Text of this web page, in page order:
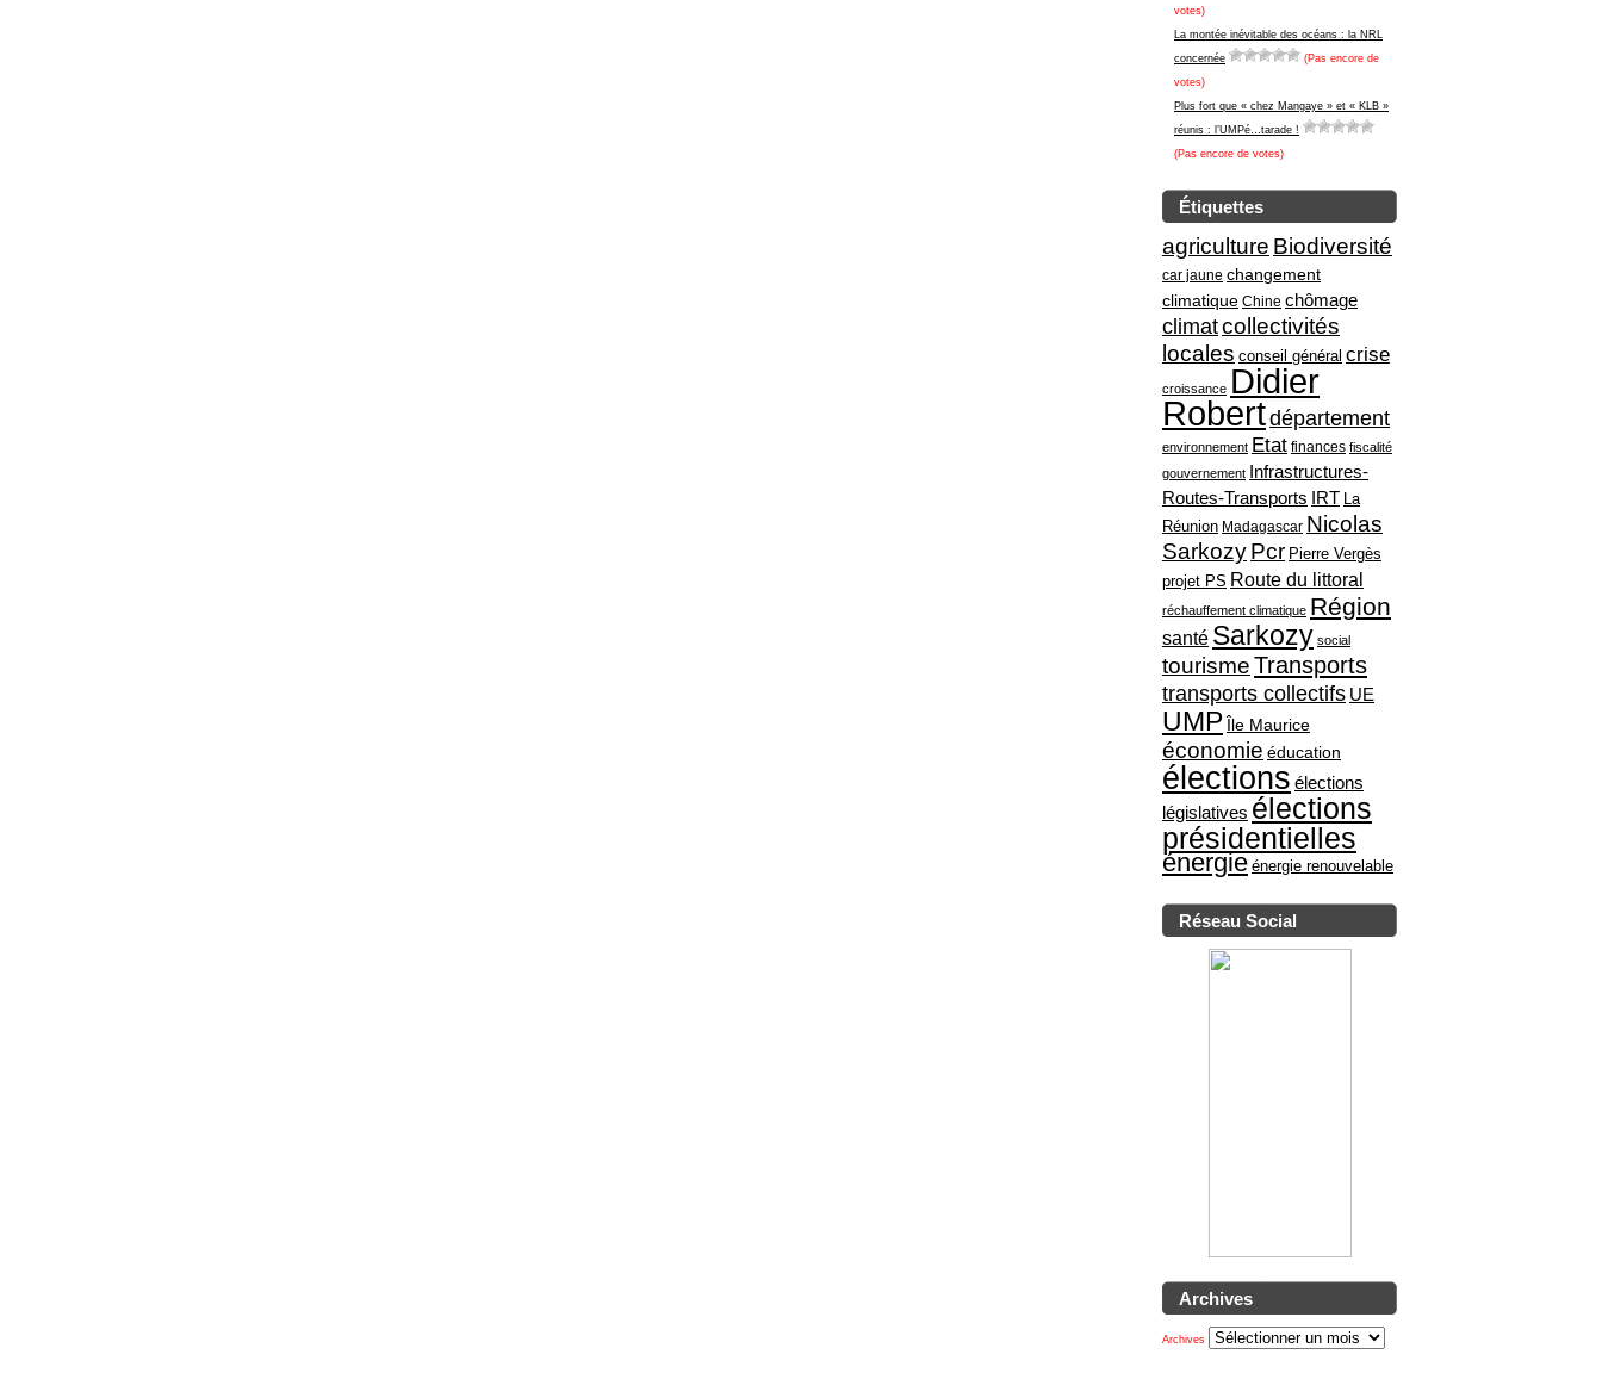
votes)
La montée inévitable des océans : la NRL
concernée
(Pas encore de
votes)
Plus fort que « chez Mangaye » et « KLB »
réunis : l’UMPé…tarade !
(Pas encore de votes)
Étiquettes
agriculture Biodiversité
car jaune changement
climatique Chine chômage
climatcollectivités
locales conseil général crise
croissance Didier
Robertdépartement
environnement Etat finances fiscalité
gouvernement Infrastructures-
Routes-Transports IRT La
Réunion Madagascar Nicolas
SarkozyPcr Pierre Vergès
projet PS Route du littoral
réchauffement climatique Région
santé Sarkozy social
tourismeTransports
transports collectifs UE
UMP Île Maurice
économie éducation
élections élections
législatives élections
présidentielles
énergie énergie renouvelable
Réseau Social
Archives
Archives